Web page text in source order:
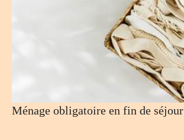
Ménage obligatoire en fin de séjour